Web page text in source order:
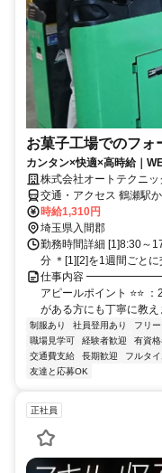
お菓子工場でのフォ
カンタン×快適×高時給｜
株式会社オートテクニ
交通・アクセス 鶴瀬駅
時給1,310円
埼玉県入間郡
勤務時間詳細 [1]8:30～
分 ＊[1][2]を1週間ごとに
仕事内容
アピールポイント ⭐⭐
がある方にも丁寧に教
制服あり 社員登用あり フリ
職場見学可
経験者歓迎 有資
交通費支給
長期歓迎 フルタ
友達と応募OK
正社員